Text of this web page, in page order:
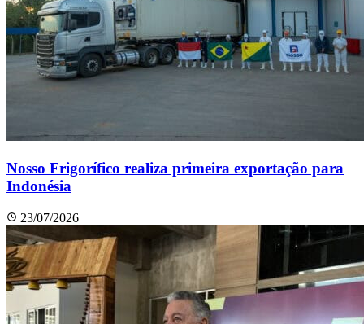
Nosso Frigorífico realiza primeira exportação para
Indonésia
23/07/2026